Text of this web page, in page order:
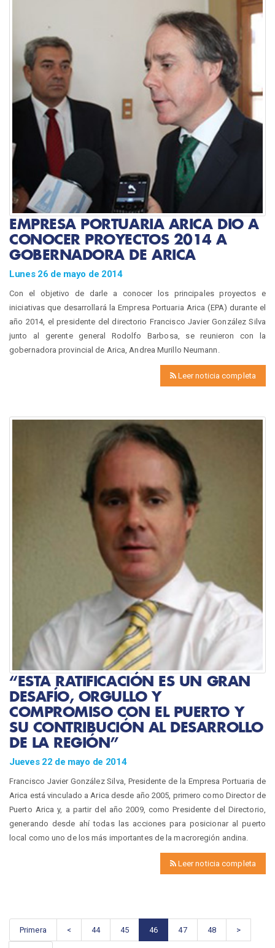
EMPRESA PORTUARIA ARICA DIO A
CONOCER PROYECTOS 2014 A
GOBERNADORA DE ARICA
Lunes 26 de mayo de 2014
Con el objetivo de darle a conocer los principales proyectos e
iniciativas que desarrollará la Empresa Portuaria Arica (EPA) durante el
año 2014, el presidente del directorio Francisco Javier González Silva
junto al gerente general Rodolfo Barbosa, se reunieron con la
gobernadora provincial de Arica, Andrea Murillo Neumann.
Leer noticia completa
“ESTA RATIFICACIÓN ES UN GRAN
DESAFÍO, ORGULLO Y
COMPROMISO CON EL PUERTO Y
SU CONTRIBUCIÓN AL DESARROLLO
DE LA REGIÓN”
Jueves 22 de mayo de 2014
Francisco Javier González Silva, Presidente de la Empresa Portuaria de
Arica está vinculado a Arica desde año 2005, primero como Director de
Puerto Arica y, a partir del año 2009, como Presidente del Directorio,
generando desde ahí todas las acciones para posicionar al puerto
local como uno de los más importantes de la macroregión andina.
Leer noticia completa
Primera < 44 45 46 47 48 >